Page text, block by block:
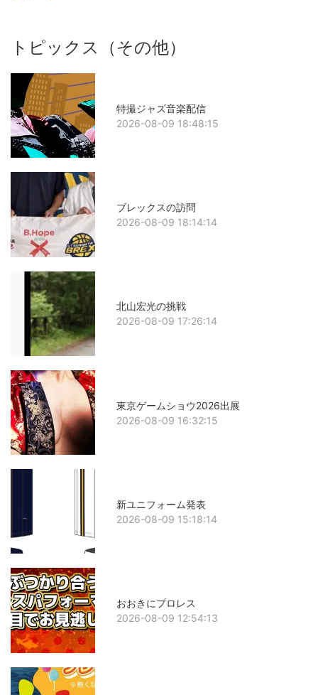
トピックス（その他）
特撮ジャズ音楽配信
2026-08-09 18:48:15
ブレックスの訪問
2026-08-09 18:14:14
北山宏光の挑戦
2026-08-09 17:26:14
東京ゲームショウ2026出展
2026-08-09 16:32:15
新ユニフォーム発表
2026-08-09 15:18:14
おおきにプロレス
2026-08-09 12:54:13